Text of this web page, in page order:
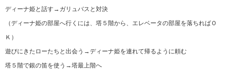
ディーナ姫と話す→ガリュバスと対決
（ディーナ姫の部屋へ行くには、塔５階から、エレベータの部屋を落ちればＯ
Ｋ）
遊びにきたローたちと出会う→ディーナ姫を連れて帰るように頼む
塔５階で銀の笛を使う→塔最上階へ